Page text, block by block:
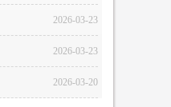
2026-03-23
2026-03-23
2026-03-20